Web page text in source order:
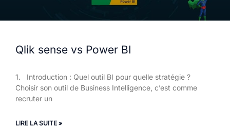
Qlik sense vs Power BI
1. Introduction : Quel outil BI pour quelle stratégie ?
Choisir son outil de Business Intelligence, c’est comme
recruter un
LIRE LA SUITE »